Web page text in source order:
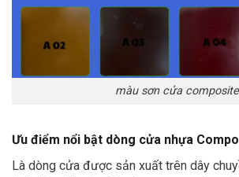
màu sơn cửa composite
Ưu điểm nổi bật dòng cửa nhựa
Là dòng cửa được sản xuất trên dây